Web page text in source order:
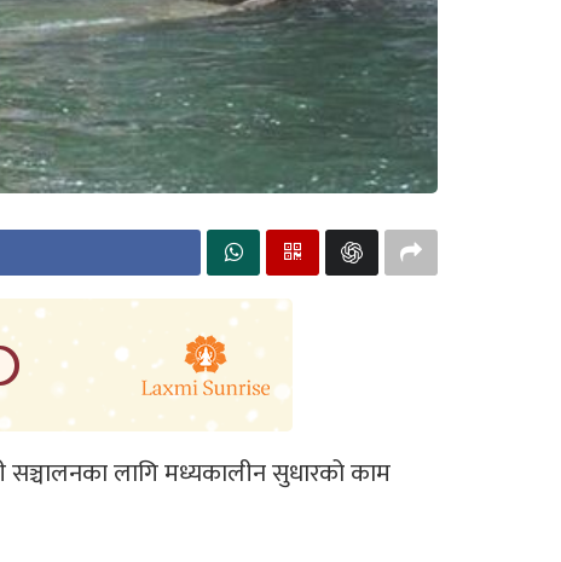
सञ्चालनका लागि मध्यकालीन सुधारको काम